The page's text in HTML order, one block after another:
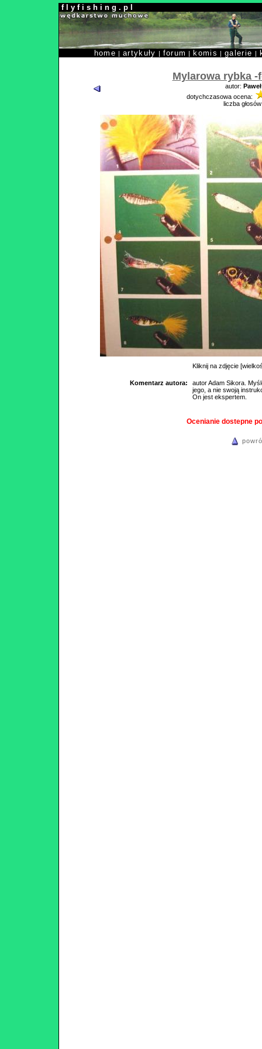
f l y f i s h i n g . p l
home |artykuły | forum | komis |galerie |
Mylarowa rybka
autor:
dotychczasowa ocena:
liczba
Kliknij na zdjęcie
Komentarz autora:
autor Adam Sikora.
jego, a nie swoją
On jest ekspertem.
Ocenianie dostepne